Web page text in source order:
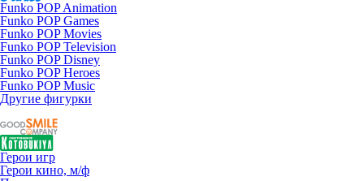
Funko POP Animation
Funko POP Games
Funko POP Movies
Funko POP Television
Funko POP Disney
Funko POP Heroes
Funko POP Music
Другие фигурки
Герои игр
Герои кино, м/ф